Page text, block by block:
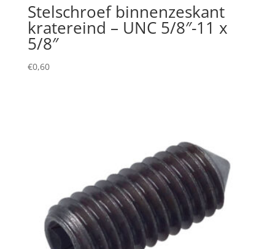
Stelschroef binnenzeskant
kratereind – UNC 5/8″-11 x
5/8″
€0,60